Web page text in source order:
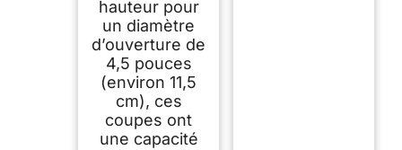
hauteur pour
un diamètre
d’ouverture de
4,5 pouces
(environ 11,5
cm), ces
coupes ont
une capacité